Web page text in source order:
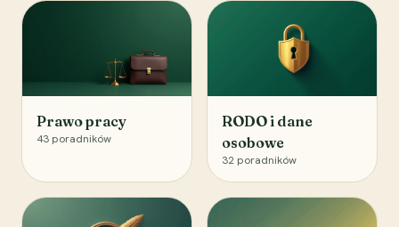
Prawo pracy
43 poradników
RODO i dane
osobowe
32 poradników